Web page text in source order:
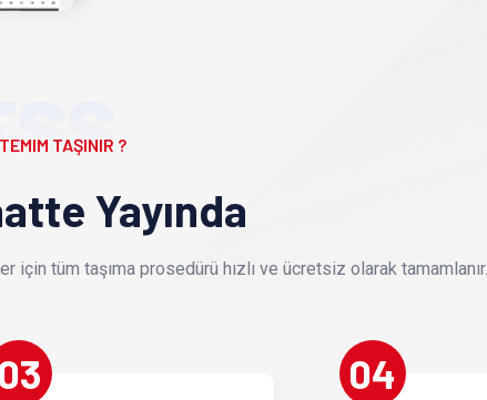
TAŞINIR ?
Yayında
için tüm taşıma prosedürü hızlı ve ücretsiz olarak tamamlanır.
03 04